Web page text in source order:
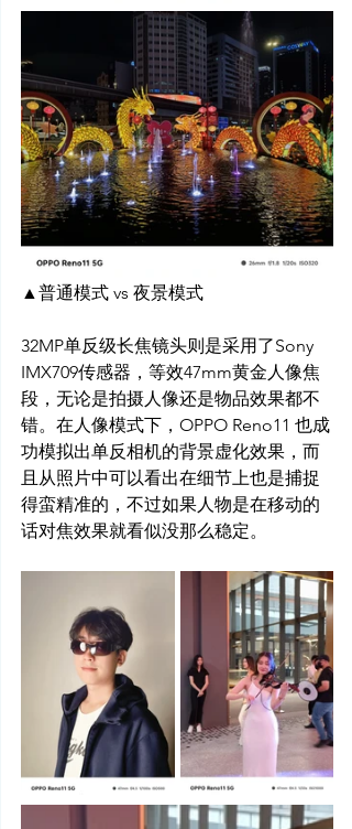
▲普通模式 vs 夜景模式
32MP单反级长焦镜头则是采用了Sony
IMX709传感器，等效47mm黄金人像焦
段，无论是拍摄人像还是物品效果都不
错。在人像模式下，OPPO Reno11 也成
功模拟出单反相机的背景虚化效果，而
且从照片中可以看出在细节上也是捕捉
得蛮精准的，不过如果人物是在移动的
话对焦效果就看似没那么稳定。